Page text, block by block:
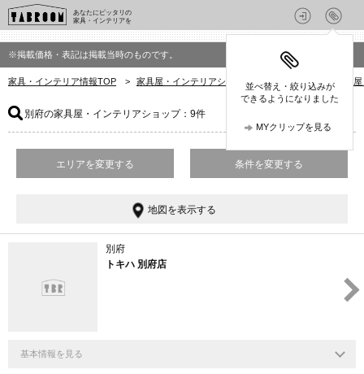
あなたにピッタリの
家具・インテリアを
並べ替え・絞り込みが
できるようになりました
MYクリップを見る
※掲載価格・表記は掲載当時のものです。
家具・インテリア情報TOP > 家具屋・インテリアショップを探す > 大分県の家具
別府の家具屋・インテリアショップ：9件
エリアを変更する 条件を変更する
地図を表示する
別府
トキハ 別府店
基本情報を見る